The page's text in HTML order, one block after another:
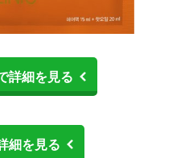
詳細を見る
細を見る